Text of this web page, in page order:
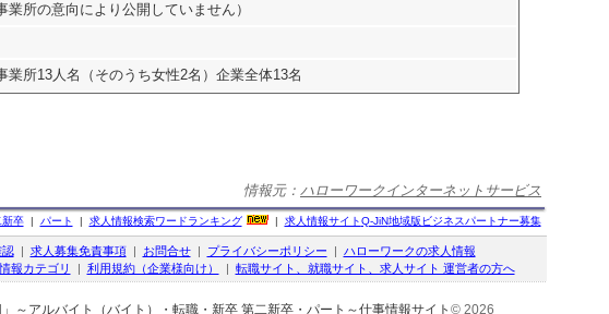
業所の意向により公開していません）
業所13人名（そのうち女性2名）企業全体13名
情報元： ハローワークインターネットサービス
卒| パート | 求人情報検索ワードランキング | 求人情報サイトQ-JiN地域版ビジネスパートナー募集
認| 求人募集免責事項| お問合せ| プライバシーポリシー | ハローワークの求人情報
報カテゴリ | 利用規約（企業様向け） | 転職サイト、就職サイト、求人サイト 運営者の方へ
～アルバイト（バイト）・転職・新卒 第二新卒・パート～仕事情報サイト © 2026